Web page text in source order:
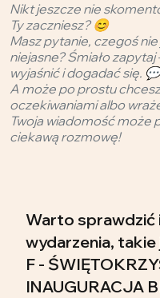
Nikt jeszcze nie
Ty zaczniesz? 😊
Masz pytanie, czegoś
niejasne? Śmiało
wyjaśnić i dogadać się. 💬
A może po prostu
oczekiwaniami albo
Twoja wiadomość może
ciekawą rozmowę!
Warto sprawdzić
wydarzenia,
F -
INAUGURACJA